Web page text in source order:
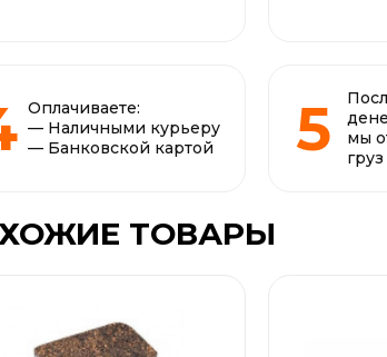
Оплачиваете:
— Наличными курьеру
— Банковской картой
мы
груз
ТОВАРЫ